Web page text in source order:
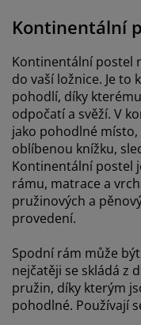
Kontinentální
Kontinentální postel
do vaší ložnice. Je to
pohodlí, díky
odpočatí a svěží. V
jako pohodlné
oblíbenou knížku,
Kontinentální postel
rámu, matrace a
pružinových a
provedení.
Spodní rám může
nejčatěji se skládá z
pružin, díky kterým
pohodlné. Používají